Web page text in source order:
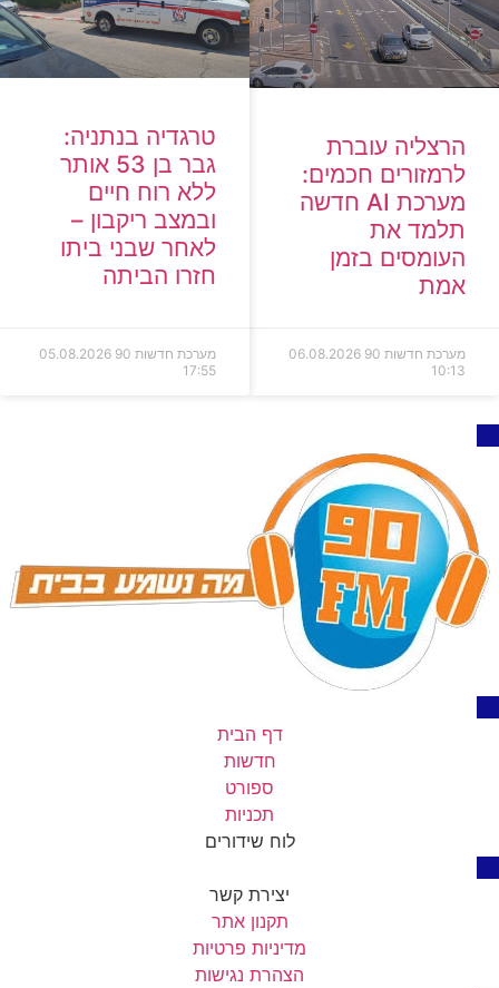
הרצליה עוברת
לרמזורים חכמים:
מערכת AI חדשה
תלמד את
העומסים בזמן
אמת
מערכת חדשות 90
06.08.2026
10:13
טרגדיה בנתניה:
גבר בן 53 אותר
ללא רוח חיים
ובמצב ריקבון –
לאחר שבני ביתו
חזרו הביתה
מערכת חדשות 90
05.08.2026
17:55
דף הבית
חדשות
ספורט
תכניות
לוח שידורים
יצירת קשר
תקנון אתר
מדיניות פרטיות
הצהרת נגישות